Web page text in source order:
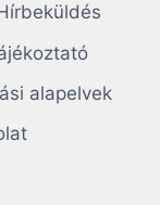
alapelvek